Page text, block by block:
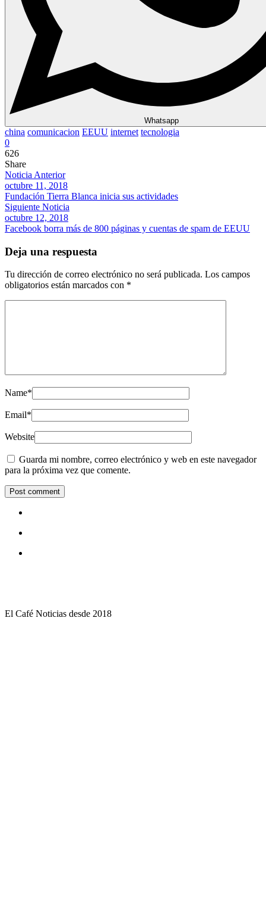
Whatsapp
china comunicacion EEUU internet tecnologia
0
626
Share
Noticia Anterior
octubre 11, 2018
Fundación Tierra Blanca inicia sus actividades
Siguiente Noticia
octubre 12, 2018
Facebook borra más de 800 páginas y cuentas de spam de EEUU
Deja una respuesta
Tu dirección de correo electrónico no será publicada. Los campos
obligatorios están marcados con *
Name*
Email*
Website
Guarda mi nombre, correo electrónico y web en este navegador
para la próxima vez que comente.
El Café Noticias desde 2018